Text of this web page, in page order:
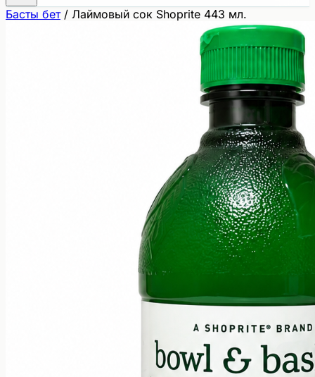
Басты бет / Лаймовый сок Shoprite 443 мл.